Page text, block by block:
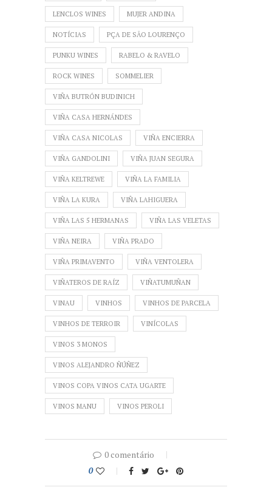
LENCLOS WINES MUJER ANDINA
NOTÍCIAS PÇA DE SÃO LOURENÇO
PUNKU WINES RABELO & RAVELO
ROCK WINES SOMMELIER
VIÑA BUTRÓN BUDINICH
VIÑA CASA HERNÁNDES
VIÑA CASA NICOLAS VIÑA ENCIERRA
VIÑA GANDOLINI VIÑA JUAN SEGURA
VIÑA KELTREWE VIÑA LA FAMILIA
VIÑA LA KURA VIÑA LAHIGUERA
VIÑA LAS 5 HERMANAS VIÑA LAS VELETAS
VIÑA NEIRA VIÑA PRADO
VIÑA PRIMAVENTO VIÑA VENTOLERA
VIÑATEROS DE RAÍZ VIÑATUMUÑAN
VINAU VINHOS VINHOS DE PARCELA
VINHOS DE TERROIR VINÍCOLAS
VINOS 3 MONOS
VINOS ALEJANDRO ÑÚÑEZ
VINOS COPA VINOS CATA UGARTE
VINOS MANU VINOS PEROLI
0 comentário
0